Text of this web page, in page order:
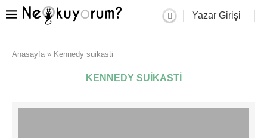
Yazar Girişi
Anasayfa » Kennedy suikasti
KENNEDY SUIKASTI